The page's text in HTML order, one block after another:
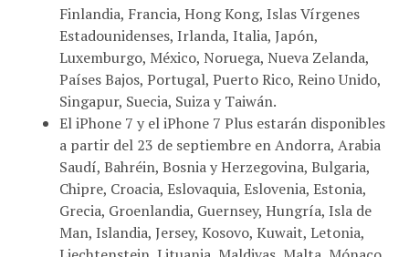
Finlandia, Francia, Hong Kong, Islas Vírgenes
Estadounidenses, Irlanda, Italia, Japón,
Luxemburgo, México, Noruega, Nueva Zelanda,
Países Bajos, Portugal, Puerto Rico, Reino Unido,
Singapur, Suecia, Suiza y Taiwán.
El iPhone 7 y el iPhone 7 Plus estarán disponibles
a partir del 23 de septiembre en Andorra, Arabia
Saudí, Bahréin, Bosnia y Herzegovina, Bulgaria,
Chipre, Croacia, Eslovaquia, Eslovenia, Estonia,
Grecia, Groenlandia, Guernsey, Hungría, Isla de
Man, Islandia, Jersey, Kosovo, Kuwait, Letonia,